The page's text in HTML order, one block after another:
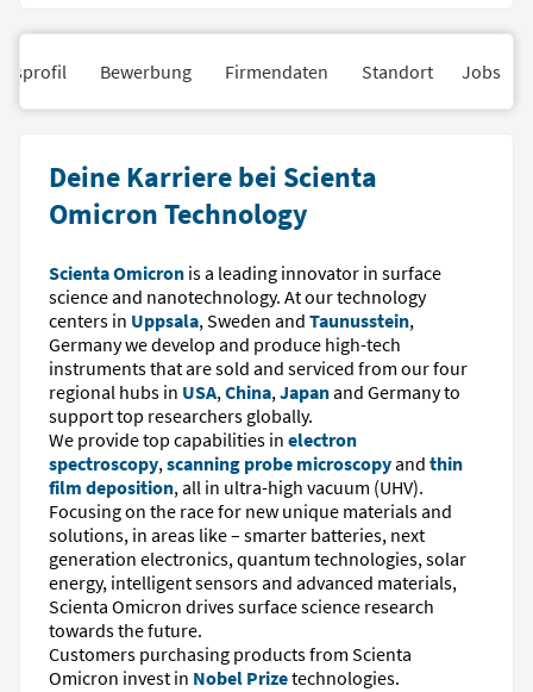
Bewerbung Firmendaten Standort Jobs
Deine Karriere bei Scienta
Omicron Technology
Scienta Omicron is a leading innovator in surface
science and nanotechnology. At our technology
centers in Uppsala, Sweden and Taunusstein,
Germany we develop and produce high-tech
instruments that are sold and serviced from our four
regional hubs in USA,China,Japanand Germany to
support top researchers globally.
We provide top capabilities in electron
spectroscopy,scanning probe microscopyand thin
film deposition, all in ultra-high vacuum (UHV).
Focusing on the race for new unique materials and
solutions, in areas like – smarter batteries, next
generation electronics, quantum technologies, solar
energy, intelligent sensors and advanced materials,
Scienta Omicron drives surface science research
towards the future.
Customers purchasing products from Scienta
Omicron invest in Nobel Prizetechnologies.